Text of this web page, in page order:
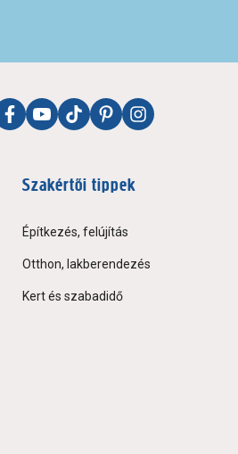
Szakértői tippek
Építkezés, felújítás
Otthon, lakberendezés
Kert és szabadidő